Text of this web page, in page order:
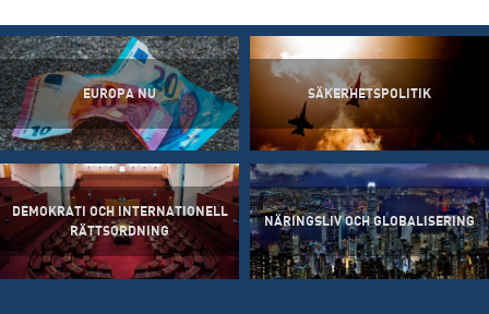
EUROPA NU SÄKERHETSPOLITIK
DEMOKRATI OCH INTERNATIONELL
RÄTTSORDNING
NÄRINGSLIV OCH GLOBALISERING